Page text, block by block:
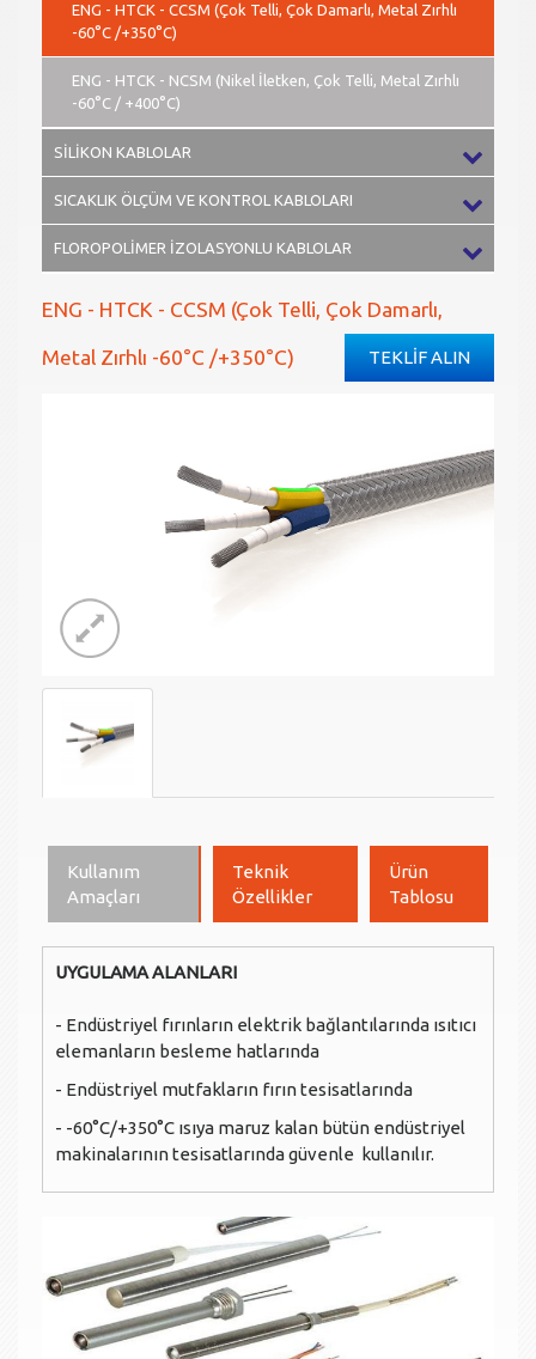
ENG - HTCK - CCSM (Çok Telli, Çok Damarlı, Metal Zırhlı
-60°C /+350°C)
ENG - HTCK - NCSM (Nikel İletken, Çok Telli, Metal Zırhlı
-60°C / +400°C)
SİLİKON KABLOLAR
SICAKLIK ÖLÇÜM VE KONTROL KABLOLARI
FLOROPOLİMER İZOLASYONLU KABLOLAR
ENG - HTCK - CCSM (Çok Telli, Çok Damarlı,
Metal Zırhlı -60°C /+350°C) TEKLİF ALIN
Kullanım
Amaçları
Teknik
Özellikler
Ürün
Tablosu
UYGULAMA ALANLARI
- Endüstriyel fırınların elektrik bağlantılarında ısıtıcı
elemanların besleme hatlarında
- Endüstriyel mutfakların fırın tesisatlarında
- -60°C/+350°C ısıya maruz kalan bütün endüstriyel
makinalarının tesisatlarında güvenle kullanılır.